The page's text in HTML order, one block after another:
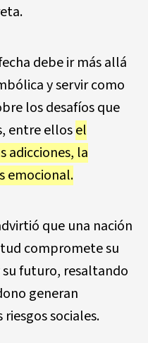
debe ir más allá
y servir como
los desafíos que
entre ellosel
adicciones, la
emocional.
que una nación
compromete su
futuro, resaltando
generan
sociales.